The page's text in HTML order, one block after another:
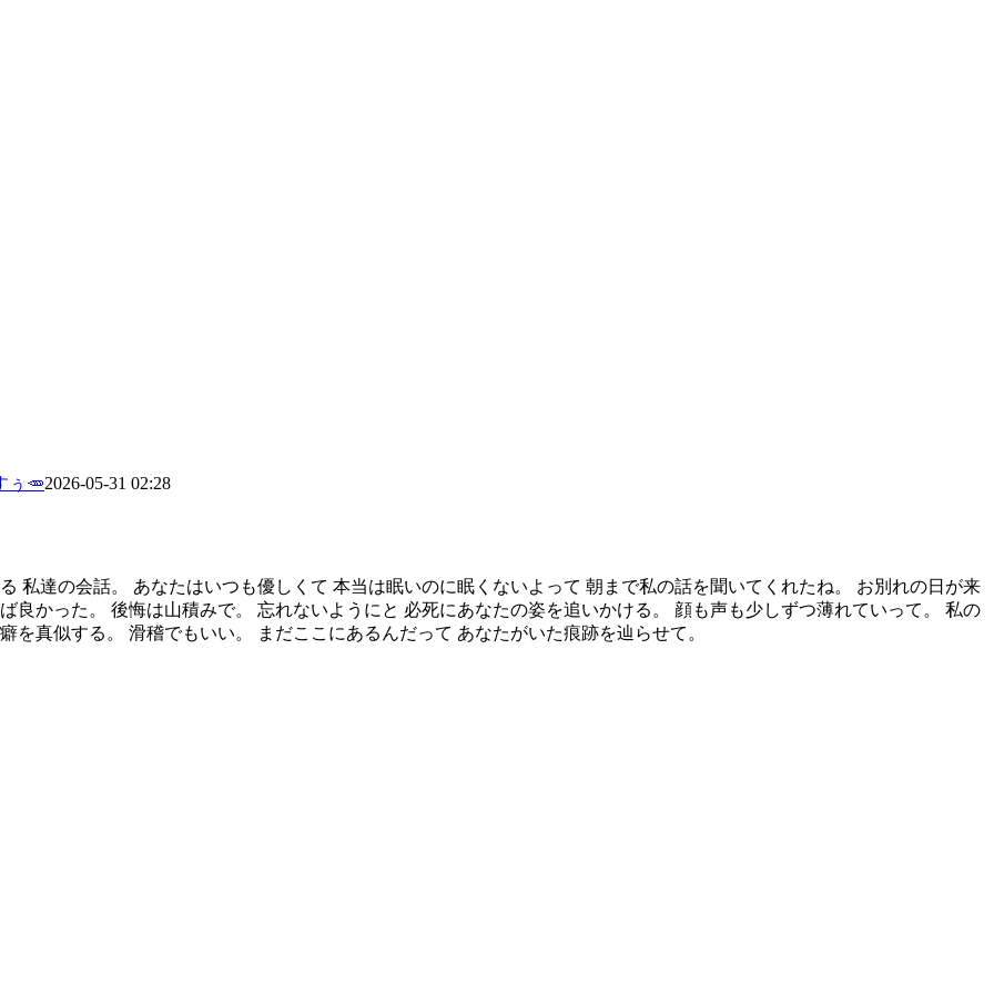
ぅ🥕2026-05-31 02:28
私達の会話。 あなたはいつも優しくて 本当は眠いのに眠くないよって 朝まで私の話を聞いてくれたね。 お別れの日が来
良かった。 後悔は山積みで。 忘れないようにと 必死にあなたの姿を追いかける。 顔も声も少しずつ薄れていって。 私の
真似する。 滑稽でもいい。 まだここにあるんだって あなたがいた痕跡を辿らせて。